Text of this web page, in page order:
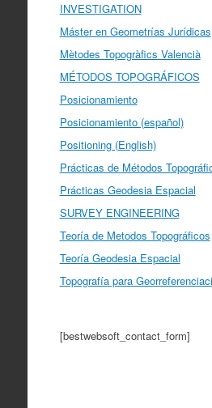
INVESTIGATION
Máster en Geometrías Jurídicas
Mètodes Topogràfics Valencià
MÉTODOS TOPOGRÁFICOS
Posicionamiento
Posicionamiento (español)
Positioning (English)
Prácticas de Métodos
Prácticas Geodesia Espacial
SURVEY ENGINEERING
Teoría de Metodos Topográficos
Teoría Geodesia Espacial
Topografía para
[bestwebsoft_contact_form]